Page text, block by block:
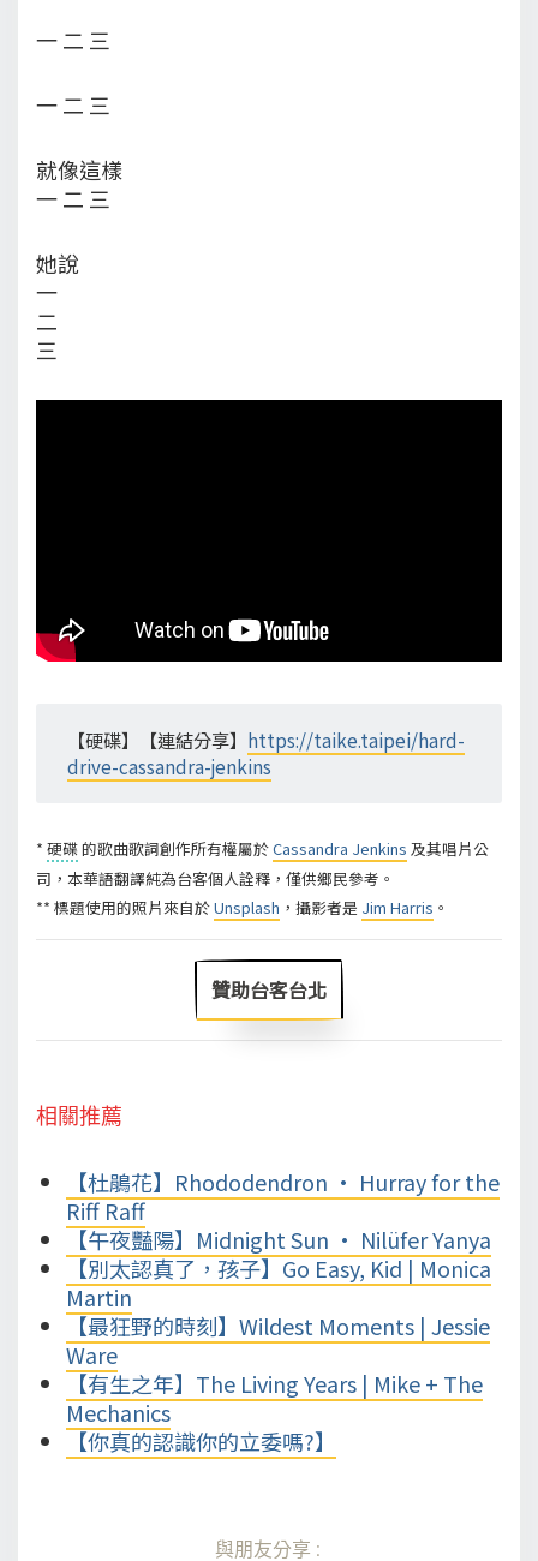
一 二 三
一 二 三
就像這樣
一 二 三
她說
一
二
三
【硬碟】【連結分享】 https://taike.taipei/hard-
drive-cassandra-jenkins
* 硬碟的歌曲歌詞創作所有權屬於Cassandra Jenkins 及其唱片公
司，本華語翻譯純為台客個人詮釋，僅供鄉民參考。
** 標題使用的照片來自於Unsplash ，攝影者是 Jim Harris 。
贊助台客台北
相關推薦
【杜鵑花】Rhododendron • Hurray for the
Riff Raff
【午夜豔陽】Midnight Sun • Nilüfer Yanya
【別太認真了，孩子】Go Easy, Kid | Monica
Martin
【最狂野的時刻】Wildest Moments | Jessie
Ware
【有生之年】The Living Years | Mike + The
Mechanics
【你真的認識你的立委嗎?】
與朋友分享: